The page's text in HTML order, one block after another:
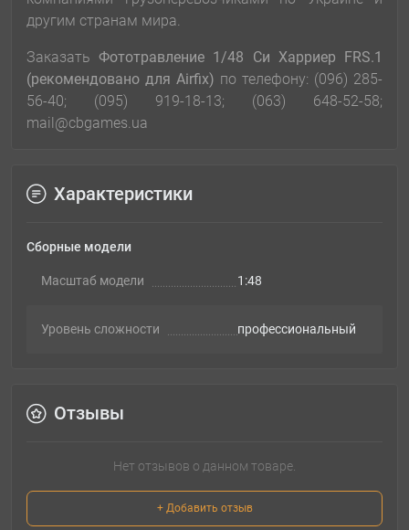
другим странам мира.
ЗаказатьФототравление 1/48 Си Харриер FRS.1
(рекомендовано для Airfix) по телефону: (096) 285-
56-40; (095) 919-18-13; (063) 648-52-58;
mail@cbgames.ua
Характеристики
Сборные модели
Масштаб модели 1:48
Уровень сложности профессиональный
Отзывы
Нет отзывов о данном товаре.
+ Добавить отзыв